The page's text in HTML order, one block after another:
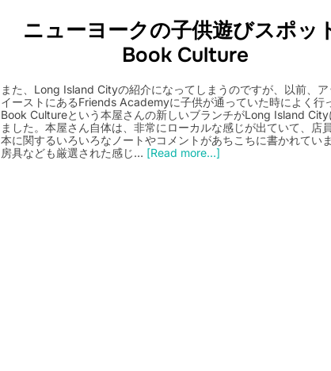
ニューヨークの子供遊びスポッ
Book Culture
また、Long Island Cityの紹介になってしまうのですが、以前、ア
イーストにあるFriends Academyに子供が通っていた時によく行
Book Cultureという本屋さんの新しいブランチがLong Island City
ました。本屋さん自体は、非常にローカルな感じが出ていて、店
本に関するいろいろなノートやコメントがあちこちに書かれてい
房具なども厳選された感じ… [Read more...]